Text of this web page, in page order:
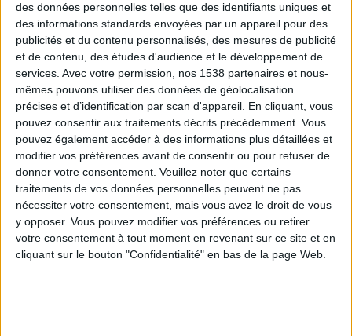
des données personnelles telles que des identifiants uniques et
des informations standards envoyées par un appareil pour des
publicités et du contenu personnalisés, des mesures de publicité
et de contenu, des études d'audience et le développement de
services. Avec votre permission, nos 1538 partenaires et nous-
mêmes pouvons utiliser des données de géolocalisation
précises et d’identification par scan d'appareil. En cliquant, vous
pouvez consentir aux traitements décrits précédemment. Vous
pouvez également accéder à des informations plus détaillées et
modifier vos préférences avant de consentir ou pour refuser de
donner votre consentement. Veuillez noter que certains
traitements de vos données personnelles peuvent ne pas
nécessiter votre consentement, mais vous avez le droit de vous
y opposer. Vous pouvez modifier vos préférences ou retirer
votre consentement à tout moment en revenant sur ce site et en
cliquant sur le bouton "Confidentialité" en bas de la page Web.
Combien de kilos souhaitez-vous perdre ?
Moins de
5 kilos
De 5 à 10
kilos
Plus de
10 kilos
Service-client & Motivation Voir tout
Les équipes du Service-client et de la
Communauté Savoir Maigrir vous aident
chaque semaine à vous rapprocher
sereinement de votre objectif minceur.